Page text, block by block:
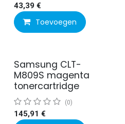
43,39 €
Toevoegen
Samsung CLT-
M809S magenta
tonercartridge
(0)
145,91 €